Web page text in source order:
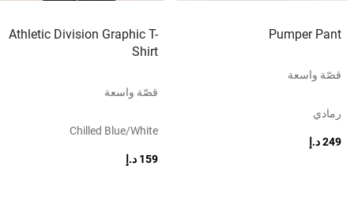
Pumper Pant
قصّة واسعة
رمادي
249 د.إ
Athletic Division Graphic T-
Shirt
قصّة واسعة
Chilled Blue/white
159 د.إ